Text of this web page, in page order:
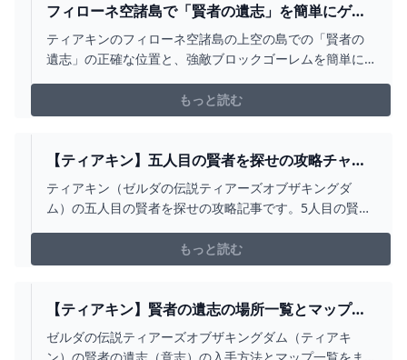
フィローネ空諸島で「賢者の遺志」を簡単にゲッ
トする方法！ #ティアキン #ゼルダの伝説ティア
ーズオブザキングダム #ブロックゴーレム -
ティアキンのフィローネ空諸島の上空の島での「賢者の
遺志」の正確な位置と、強敵ブロックゴーレムを簡単に
や、効率的に取得したい方にピッタリの内容となってお
ります。ぜひ最後までご覧ください！コメントやいいね
もっと読む
【ティアキン】五人目の賢者を探せの攻略チャー
ト【ゼルダの伝説ティアーズオブザキングダム】
｜ゲームエイト
ティアキン（ゼルダの伝説ティアーズオブザキングダ
ム）の五人目の賢者を探せの攻略記事です。5人目の賢者
もっと読む
【ティアキン】賢者の遺志の場所一覧とマップ
【ティアーズオブザキングダム】 - ティアキン攻
略WIKI GAMERCH
ゼルダの伝説ティアーズオブザキングダム（ティアキ